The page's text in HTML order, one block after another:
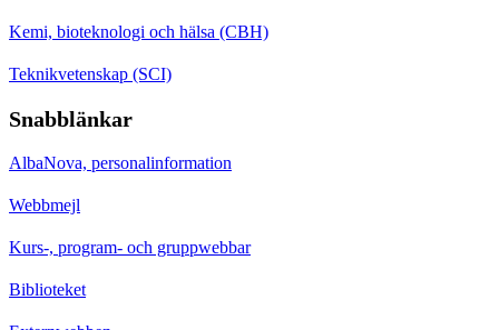
Kemi, bioteknologi och hälsa (CBH)
Teknikvetenskap (SCI)
Snabblänkar
AlbaNova, personalinformation
Webbmejl
Kurs-, program- och gruppwebbar
Biblioteket